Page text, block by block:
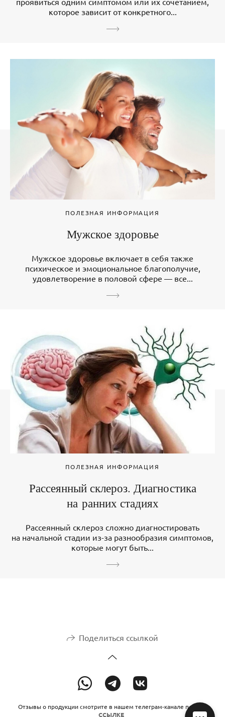
которое зависит от конкретного...
ПОЛЕЗНАЯ ИНФОРМАЦИЯ
Мужское здоровье
Мужское здоровье включает в себя также
психическое и эмоциональное благополучие,
удовлетворение в половой сфере — все...
ПОЛЕЗНАЯ ИНФОРМАЦИЯ
Рассеянный склероз. Диагностика
на ранних стадиях
Рассеянный склероз сложно диагностировать
на начальной стадии из-за разнообразия симптомов,
которые могут быть...
Поделиться ссылкой
Отзывы о продукции смотрите в нашем телеграм-канале по этой
ССЫЛКЕ